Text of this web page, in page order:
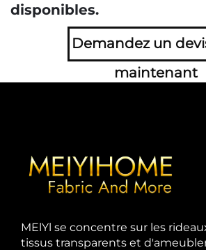
disponibles.
Demandez un
maintenant
MElYl se concentre sur les
tissus transparents et